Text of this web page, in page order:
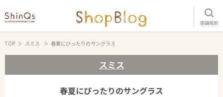
店舗検索
TOP スミス 春夏にぴったりのサングラス
スミス
春夏にぴったりのサングラス